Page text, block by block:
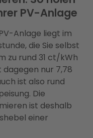
PV-Anlage
Anlage liegt im
die Sie selbst
zu rund 31 ct/kWh
nur 7,78
ist also rund
Die
ist deshalb
einer